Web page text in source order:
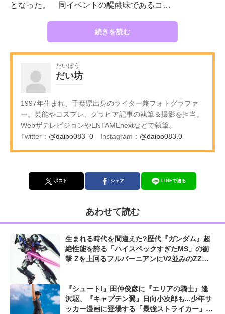
となった。 同イベントの醍醐味であるコ…
続きを読む
だいぼう
だい坊
1997年生まれ、千葉県出身のライター兼フォトグラファ
ー。芸能やコスプレ、グラビア記事の執筆＆撮影を担当。
WebザテレビジョンやENTAMEnextなどで執筆。
Twitter： @daibo083_0 Instagram： @daibo083.0
ポスト シェア LINEで送る
あわせて読む
生まれる時代を間違えた?歴代『ガンダム』超
絶性能を誇る「ハイスペックすぎたMS」の衝
撃 Zを上回るフルバーニアンにV2並みのZZガ
『シュート!』田仲俊彦に『エリアの騎士』逢
沢駆、『キャプテン翼』日向小次郎も...少年サ
ッカー漫画に登場する「最強ストライカー」を